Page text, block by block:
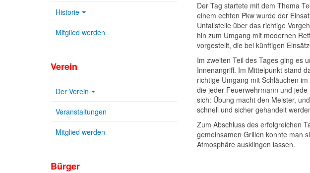
Der Tag startete mit dem Thema
einem echten Pkw wurde der
Unfallstelle über das richtige
hin zum Umgang mit modernen
vorgestellt, die bei künftigen
Im zweiten Teil des Tages ging es
Innenangriff. Im Mittelpunkt stand
richtige Umgang mit Schläuchen
die jeder Feuerwehrmann und
sich: Übung macht den Meister,
schnell und sicher gehandelt
Zum Abschluss des erfolgreichen
gemeinsamen Grillen konnte man
Atmosphäre ausklingen lassen.
Historie
Mitglied werden
Verein
Der Verein
Veranstaltungen
Mitglied werden
Bürger